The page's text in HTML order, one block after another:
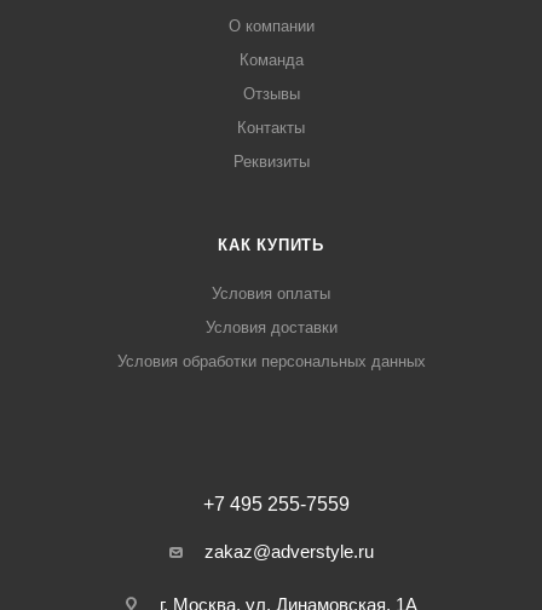
О компании
Команда
Отзывы
Контакты
Реквизиты
КАК КУПИТЬ
Условия оплаты
Условия доставки
Условия обработки персональных данных
+7 495 255-7559
zakaz@adverstyle.ru
г. Москва, ул. Динамовская, 1А